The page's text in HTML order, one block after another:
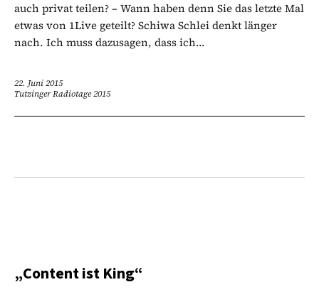
auch privat teilen? – Wann haben denn Sie das letzte Mal
etwas von 1Live geteilt? Schiwa Schlei denkt länger
nach. Ich muss dazusagen, dass ich...
22. Juni 2015
Tutzinger Radiotage 2015
„Content ist King“